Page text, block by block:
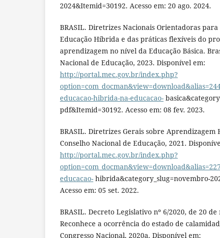
2024&Itemid=30192. Acesso em: 20 ago. 2024.
BRASIL. Diretrizes Nacionais Orientadoras
Educação Híbrida e das práticas flexíveis do
aprendizagem no nível da Educação Básica.
Nacional de Educação, 2023. Disponível em:
http://portal.mec.gov.br/index.php?
educacao-hibrida-na-educacao-
pdf&Itemid=30192. Acesso em: 08 fev. 2023.
BRASIL. Diretrizes Gerais sobre Aprendizagem
Conselho Nacional de Educação, 2021.
http://portal.mec.gov.br/index.php?
educacao- hibrida&category_slug=novembro-
Acesso em: 05 set. 2022.
BRASIL. Decreto Legislativo nº 6/2020, de 20
Reconhece a ocorrência do estado de
Congresso Nacional, 2020a. Disponível em: